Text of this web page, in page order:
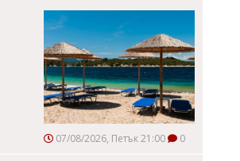
07/08/2026, Петък 21:00 0